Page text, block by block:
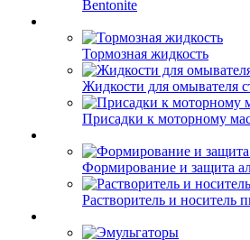
Bentonite
Тормозная жидкость
Жидкости для омывателя
Присадки к моторному
Формирование и защита
Растворитель и носитель